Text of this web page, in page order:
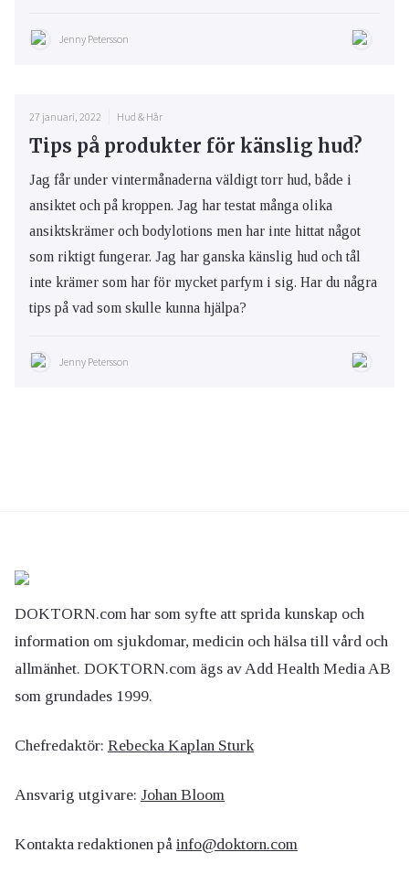
Jenny Petersson
27 januari, 2022 Hud & Hår
Tips på produkter för känslig hud?
Jag får under vintermånaderna väldigt torr hud, både i
ansiktet och på kroppen. Jag har testat många olika
ansiktskrämer och bodylotions men har inte hittat något
som riktigt fungerar. Jag har ganska känslig hud och tål
inte krämer som har för mycket parfym i sig. Har du några
tips på vad som skulle kunna hjälpa?
Jenny Petersson
DOKTORN.com har som syfte att sprida kunskap och
information om sjukdomar, medicin och hälsa till vård och
allmänhet. DOKTORN.com ägs av Add Health Media AB
som grundades 1999.
Chefredaktör: Rebecka Kaplan Sturk
Ansvarig utgivare: Johan Bloom
Kontakta redaktionen på info@doktorn.com